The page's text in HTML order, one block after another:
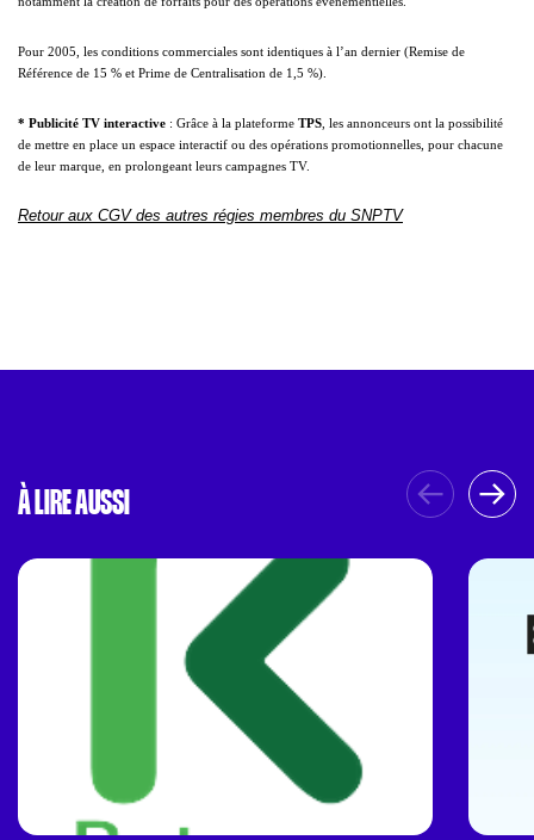
Pour 2005, les conditions commerciales sont identiques à l’an dernier (Remise de
Référence de 15 % et Prime de Centralisation de 1,5 %).
* Publicité TV interactive : Grâce à la plateforme TPS , les annonceurs ont la possibilité
de mettre en place un espace interactif ou des opérations promotionnelles, pour chacune
de leur marque, en prolongeant leurs campagnes TV.
Retour aux CGV des autres régies membres du SNPTV
À LIRE AUSSI